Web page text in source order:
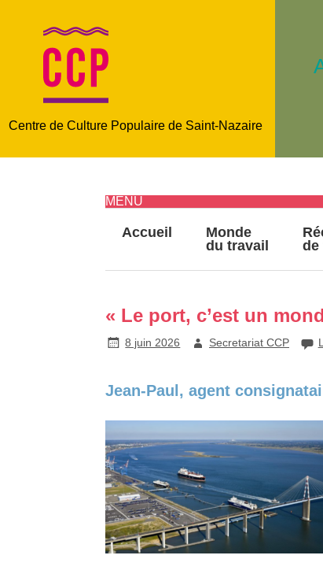
Centre de Culture Populaire de Saint-Nazaire
MENU
Accueil
Monde
du travail
de
« Le port, c’est un
8 juin 2026 Secretariat CCP
Jean-Paul, agent